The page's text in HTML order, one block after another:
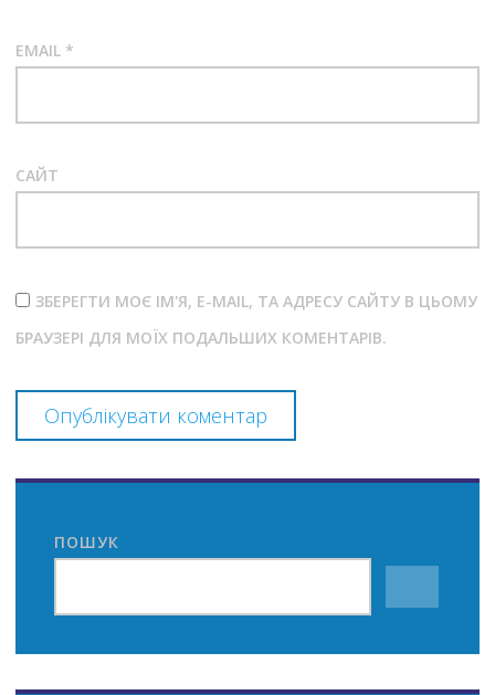
EMAIL *
САЙТ
ЗБЕРЕГТИ МОЄ ІМ'Я, E-MAIL, ТА АДРЕСУ САЙТУ В ЦЬОМУ
БРАУЗЕРІ ДЛЯ МОЇХ ПОДАЛЬШИХ КОМЕНТАРІВ.
ПОШУК